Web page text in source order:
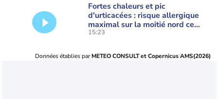
Fortes chaleurs et pic
d'urticacées : risque allergique
maximal sur la moitié nord ce
vendredi
15:23
Données établies parMETEO CONSULT et Copernicus AMS(2026)